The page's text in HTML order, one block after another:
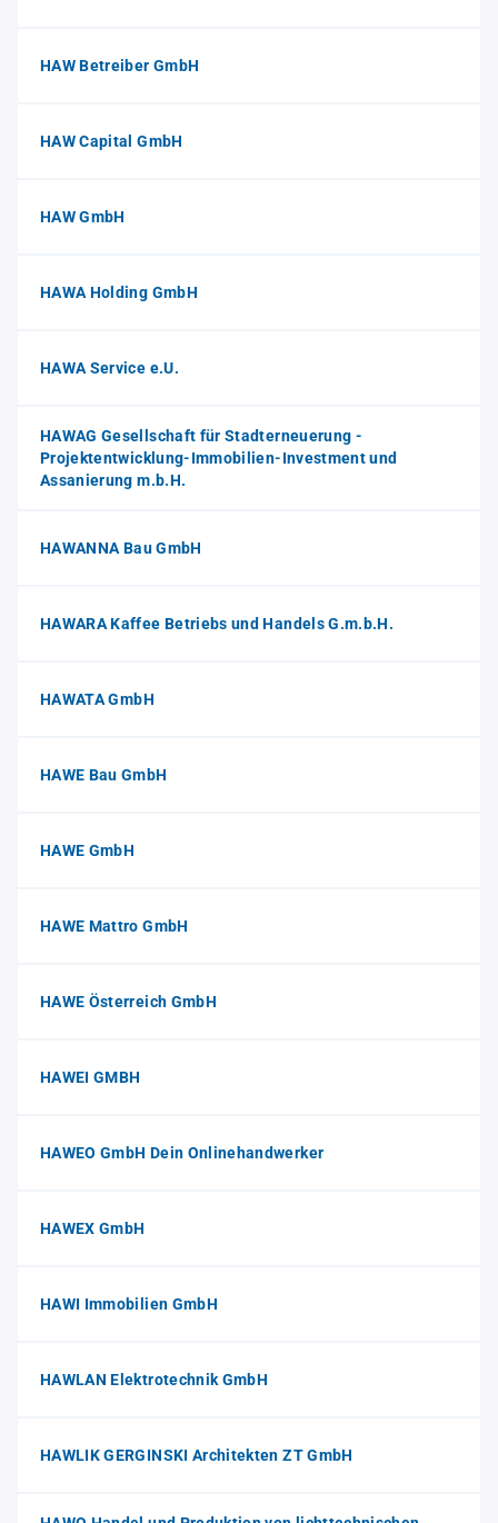
HAW Betreiber GmbH
HAW Capital GmbH
HAW GmbH
HAWA Holding GmbH
HAWA Service e.U.
HAWAG Gesellschaft für Stadterneuerung -
Projektentwicklung-Immobilien-Investment und
Assanierung m.b.H.
HAWANNA Bau GmbH
HAWARA Kaffee Betriebs und Handels G.m.b.H.
HAWATA GmbH
HAWE Bau GmbH
HAWE GmbH
HAWE Mattro GmbH
HAWE Österreich GmbH
HAWEI GMBH
HAWEO GmbH Dein Onlinehandwerker
HAWEX GmbH
HAWI Immobilien GmbH
HAWLAN Elektrotechnik GmbH
HAWLIK GERGINSKI Architekten ZT GmbH